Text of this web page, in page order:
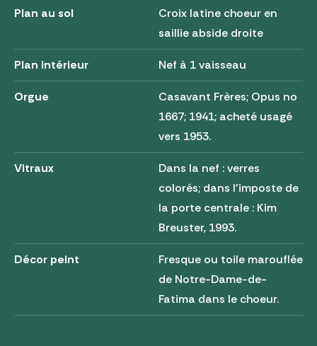
Plan au sol
Croix latine choeur en
saillie abside droite
Plan intérieur Nef à 1 vaisseau
Orgue
Casavant Frères; Opus no
1667; 1941; acheté usagé
vers 1953.
Vitraux
Dans la nef : verres
colorés; dans l'imposte de
la porte centrale : Kim
Breuster, 1993.
Décor peint
Fresque ou toile marouflée
de Notre-Dame-de-
Fatima dans le choeur.